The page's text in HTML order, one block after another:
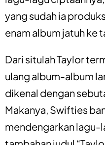
yang sudah ia
enam album jatuh ke
Dari situlah Taylor
ulang album-album
dikenal dengan
Makanya, Swifties
mendengarkan lagu-